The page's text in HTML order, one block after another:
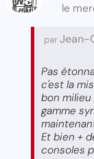
le
parJean-
Pas
c'est la
bon
gamme
Et bien +
consoles